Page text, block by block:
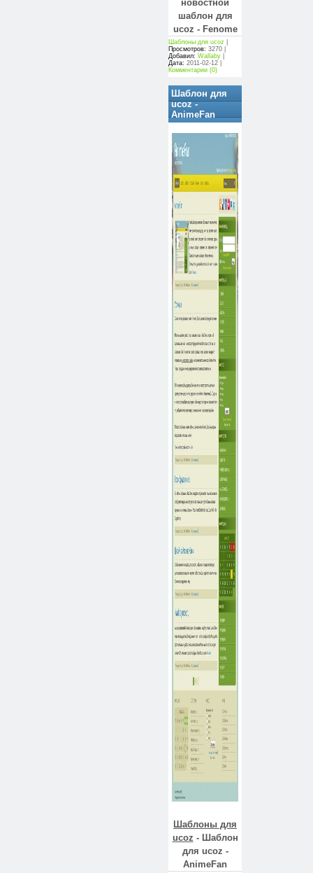
новостной
шаблон для
ucoz - Fenome
Шаблоны для ucoz
Просмотров: 3270 |
Добавил: Wallaby
Дата: 2011-02-12
Комментарии (0)
Шаблон для
ucoz -
AnimeFan
Шаблоны для
ucoz - Шаблон
для ucoz -
AnimeFan